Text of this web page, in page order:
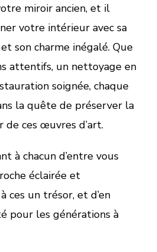
miroir ancien, et il
votre intérieur avec sa
son charme inégalé. Que
attentifs, un nettoyage en
soignée, chaque
la quête de préserver la
ces œuvres d’art.
à chacun d’entre vous
éclairée et
ces un trésor, et d’en
pour les générations à